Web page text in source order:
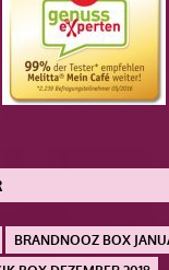
BRANDNOOZ BOX